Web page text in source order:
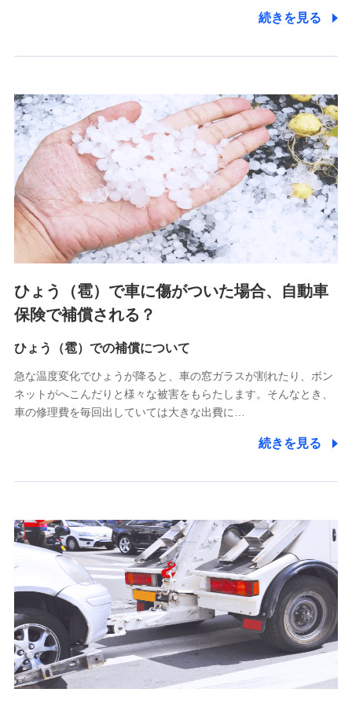
郵便、電話、およびＥメール等により、当社と取引のあるも
た維持管理等の委託業務遂行のため、またそれらに付帯、関
連する当社および提携会社のサービスを案内、提供するため
（なお、当社は複数の保険会社と取引があり、取得した個人
情報を取引のある他の保険会社の商品・サービスをご提案す
るために利用させていただくことがあります。）
上記に係る連絡・手続き・管理等付帯業務を行うため
3.セミナー募集サイトから取得した個人情報
各種セミナーの案内、開催のため
上記に係る連絡・手続き・管理等付帯業務を行うため
4.家族・友達紹介にて取得した個人情報
被紹介者への連絡、及び当社と取引のあるもしくは委託を受
けている保険会社・提携会社の保険その他に関する情報を提
供し、金融商品等の契約を勧奨するため
アンケートやキャンペーン等の実施のため
上記に係る連絡・手続き・管理等付帯業務を行うため
5.通話録音にて取得する情報
7.社員（従業者）の個人情報
人事･勤怠･健康・労務等の管理、給与支給、福利厚生・採用
退職関連処理等の各種手続きのため、当社と従業員または従
業員同士の連絡のため
8.取引先個人情報
取引先としての選定業務、営業情報の提供業務、契約締結手
続き業務、取引管理業務、およびこれらに準ずる業務の遂行
のため
続きを見る
ひょう（雹）で車に傷がついた場合、自動車
保険で補償される？
ひょう（雹）での補償について
急な温度変化でひょうが降ると、車の窓ガラスが割れたり、ボン
ネットがへこんだりと様々な被害をもらたします。そんなとき、
車の修理費を毎回出していては大きな出費に…
続きを見る